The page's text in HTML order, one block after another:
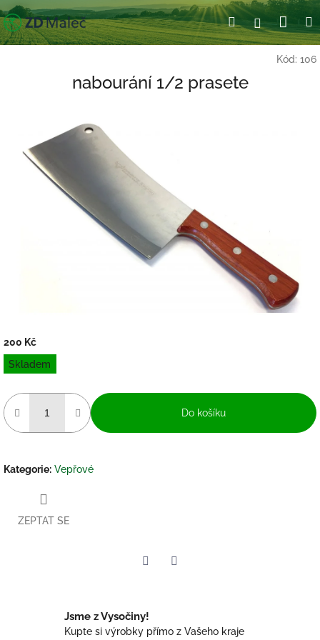
Přejít
na
obsah
HledatPřihlášení
Kód: 106
nabourání 1/2 prasete
200 Kč
Měrná
cena:
Skladem
Do košíku
Kategorie: Vepřové
ZEPTAT SE
Jsme z Vysočiny!
Kupte si výrobky přímo z Vašeho kraje